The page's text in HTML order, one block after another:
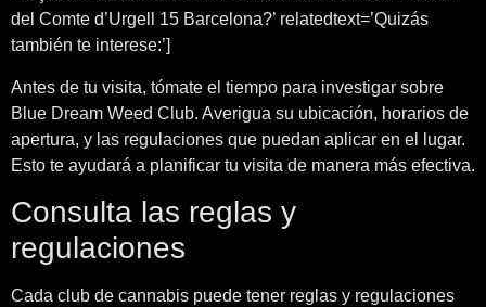
del Comte d’Urgell 15 Barcelona?’ relatedtext=’Quizás
también te interese:’]
Antes de tu visita, tómate el tiempo para investigar sobre
Blue Dream Weed Club. Averigua su ubicación, horarios de
apertura, y las regulaciones que puedan aplicar en el lugar.
Esto te ayudará a planificar tu visita de manera más efectiva.
Consulta las reglas y
regulaciones
Cada club de cannabis puede tener reglas y regulaciones